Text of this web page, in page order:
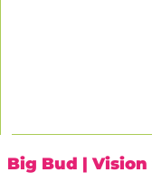
Big Bud | Vision